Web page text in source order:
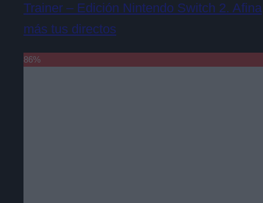
Trainer – Edición Nintendo Switch 2. Afina
más tus directos
86%